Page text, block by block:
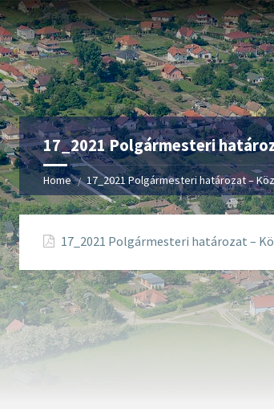
17_2021 Polgármesteri
Home 17_2021 Polgármesteri határozat –
17_2021 Polgármesteri határozat –